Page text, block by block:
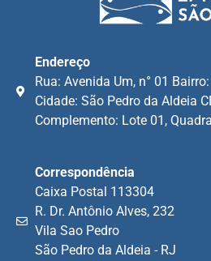
Endereço
Rua: Avenida Um, n° 01
Cidade: São Pedro da Aldeia
Complemento: Lote 01,
Correspondência
Caixa Postal 113304
R. Dr. Antônio Alves, 232
Vila Sao Pedro
São Pedro da Aldeia - RJ